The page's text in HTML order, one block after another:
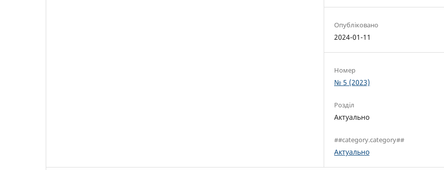
Опубліковано
2024-01-11
Номер
№ 5 (2023)
Розділ
Актуально
##category.category##
Актуально